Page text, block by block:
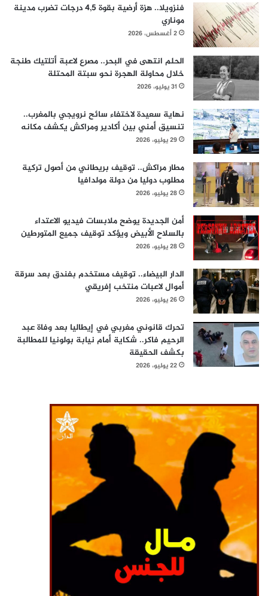
فنزويلا.. هزة أرضية بقوة 4,5 درجات تضرب مدينة
موناري
2 أغسطس، 2026
الحلم انتهى في البحر.. مصرع لاعبة أتلتيك طنجة
خلال محاولة الهجرة نحو سبتة المحتلة
31 يوليو، 2026
نهاية سعيدة لاختفاء سائح نرويجي بالمغرب..
تنسيق أمني بين أكادير ومراكش يكشف مكانه
29 يوليو، 2026
مطار مراكش.. توقيف بريطاني من أصول تركية
مطلوب دوليا من دولة مولدافيا
28 يوليو، 2026
أمن الجديدة يوضح ملابسات فيديو الاعتداء
بالسلاح الأبيض ويؤكد توقيف جميع المتورطين
28 يوليو، 2026
الدار البيضاء.. توقيف مستخدم بفندق بعد سرقة
أموال لاعبات منتخب إفريقي
26 يوليو، 2026
تحرك قانوني مغربي في إيطاليا بعد وفاة عبد
الرحيم فاكر.. شكاية أمام نيابة بولونيا للمطالبة
بكشف الحقيقة
22 يوليو، 2026